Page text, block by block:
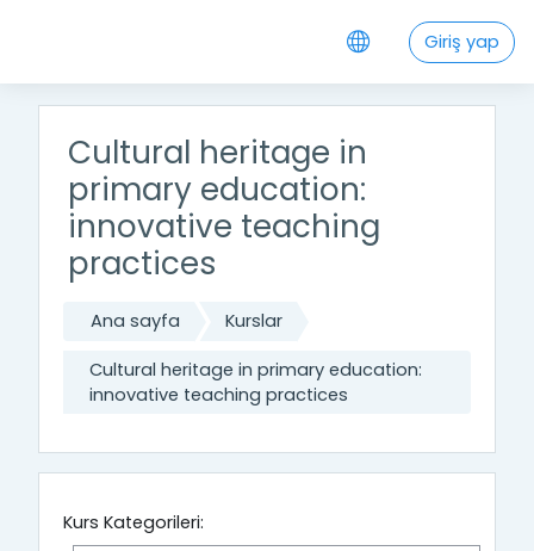
Giriş yap
Cultural heritage in
primary education:
innovative teaching
practices
Ana sayfa Kurslar
Cultural heritage in primary education:
innovative teaching practices
Kurs Kategorileri: